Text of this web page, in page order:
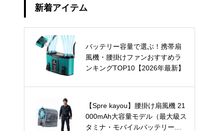
新着アイテム
バッテリー容量で選ぶ！携帯扇
風機・腰掛けファンおすすめラ
ンキングTOP10【2026年最新】
【Spre kayou】腰掛け扇風機 21
000mAh大容量モデル（最大級ス
タミナ・モバイルバッテリー兼